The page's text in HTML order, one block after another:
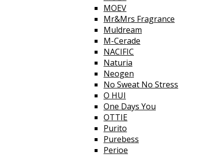
MOEV
Mr&Mrs Fragrance
Muldream
M-Cerade
NACIFIC
Naturia
Neogen
No Sweat No Stress
O HUI
One Days You
OTTIE
Purito
Purebess
Perioe